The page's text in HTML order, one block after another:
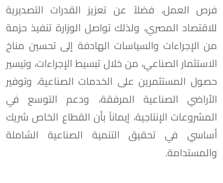
فرص العمل، فضلاً عن تعزيز القدرات التصديرية
للاقتصاد المصري، ولذلك تواصل الوزارة تنفيذ حزمة
من الإجراءات والسياسات الهادفة إلى تحسين مناخ
الاستثمار الصناعي، من خلال تبسيط الإجراءات، وتيسير
حصول المستثمرين على الخدمات الصناعية، وتوفير
الأراضي الصناعية المرفقة، ودعم التوسع في
المشروعات الإنتاجية، إيماناً بأن القطاع الخاص شريك
أساسي في تحقيق التنمية الصناعية الشاملة
والمستدامة.